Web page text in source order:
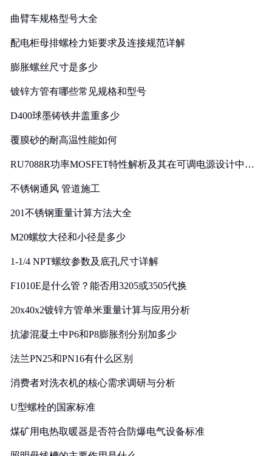
曲臂车规格型号大全
配电柜母排螺栓力矩要求及连接规范详解
膨胀螺丝尺寸是多少
镀锌方管有哪些常见规格和型号
D400球墨铸铁井盖重多少
覆膜砂的耐高温性能如何
RU7088R功率MOSFET特性解析及其在可调电源设计中的
不锈钢通风 管道施工
201不锈钢重量计算方法大全
M20螺纹大径和小径是多少
1-1/4 NPT螺纹参数及底孔尺寸详解
F1010E是什么管？能否用3205或3505代换
20x40x2镀锌方管单米重量计算与应用分析
抗渗混凝土中P6和P8膨胀剂分别加多少
法兰PN25和PN16有什么区别
消费者对洗衣机的核心需求调研与分析
U型螺栓的国家标准
煤矿用电热取暖器是否符合防爆电气设备标准